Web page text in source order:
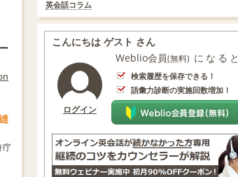
庁
英会話コラム
こんにちは ゲスト さん
ログイン
Weblio会員(無料) になると
検索履歴を保存できる！
語彙力診断の実施回数増加！